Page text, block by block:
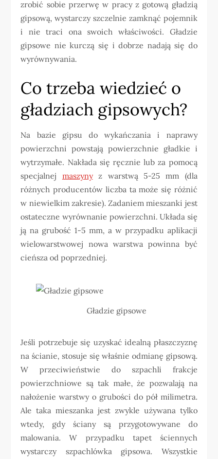
zrobić sobie przerwę w pracy z gotową gładzią
gipsową, wystarczy szczelnie zamknąć pojemnik
i nie traci ona swoich właściwości. Gładzie
gipsowe nie kurczą się i dobrze nadają się do
wyrównywania.
Co trzeba wiedzieć o
gładziach gipsowych?
Na bazie gipsu do wykańczania i naprawy
powierzchni powstają powierzchnie gładkie i
wytrzymałe. Nakłada się ręcznie lub za pomocą
specjalnej maszynyz warstwą 5-25 mm (dla
różnych producentów liczba ta może się różnić
w niewielkim zakresie). Zadaniem mieszanki jest
ostateczne wyrównanie powierzchni. Układa się
ją na grubość 1-5 mm, a w przypadku aplikacji
wielowarstwowej nowa warstwa powinna być
cieńsza od poprzedniej.
Gładzie gipsowe
Jeśli potrzebuje się uzyskać idealną płaszczyznę
na ścianie, stosuje się właśnie odmianę gipsową.
W przeciwieństwie do szpachli frakcje
powierzchniowe są tak małe, że pozwalają na
nałożenie warstwy o grubości do pół milimetra.
Ale taka mieszanka jest zwykle używana tylko
wtedy, gdy ściany są przygotowywane do
malowania. W przypadku tapet ściennych
wystarczy szpachlówka gipsowa. Wszystkie